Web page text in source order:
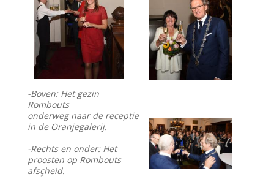
-Boven: Het gezin
Rombouts
onderweg naar de receptie
in de Oranjegalerij.
-Rechts en onder: Het
proosten op Rombouts
afsçheid.